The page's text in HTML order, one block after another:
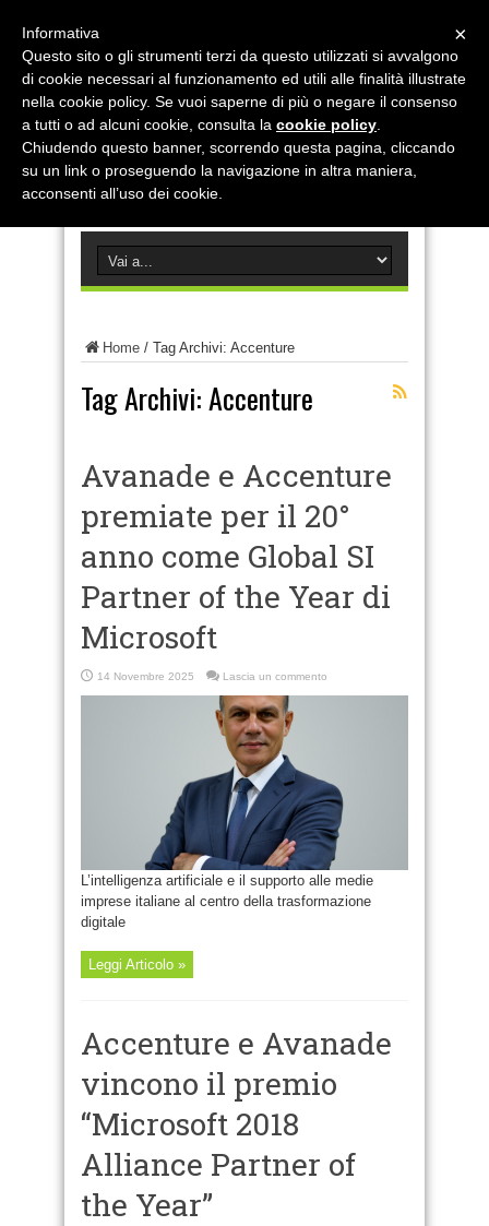
Home / Tag Archivi: Accenture
Tag Archivi:Accenture
Avanade e Accenture
premiate per il 20°
anno come Global SI
Partner of the Year di
Microsoft
14 Novembre 2025 Lascia un commento
L’intelligenza artificiale e il supporto alle medie
imprese italiane al centro della trasformazione
digitale
Leggi Articolo »
Accenture e Avanade
vincono il premio
“Microsoft 2018
Alliance Partner of
the Year”
×
Informativa
Questo sito o gli strumenti terzi da questo utilizzati si avvalgono
di cookie necessari al funzionamento ed utili alle finalità illustrate
nella cookie policy. Se vuoi saperne di più o negare il consenso
a tutti o ad alcuni cookie, consulta la cookie policy
Chiudendo questo banner, scorrendo questa pagina, cliccando
su un link o proseguendo la navigazione in altra maniera,
acconsenti all’uso dei cookie.